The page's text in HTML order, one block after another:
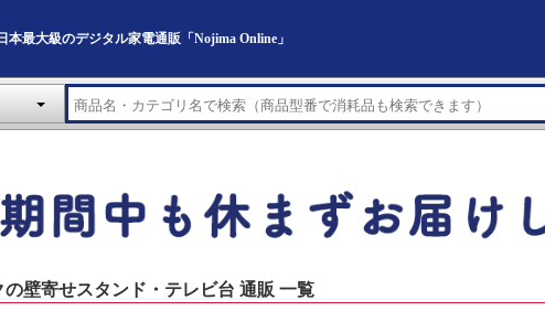
最大級のデジタル家電通販「Nojima Online」
の壁寄せスタンド・テレビ台 通販 一覧